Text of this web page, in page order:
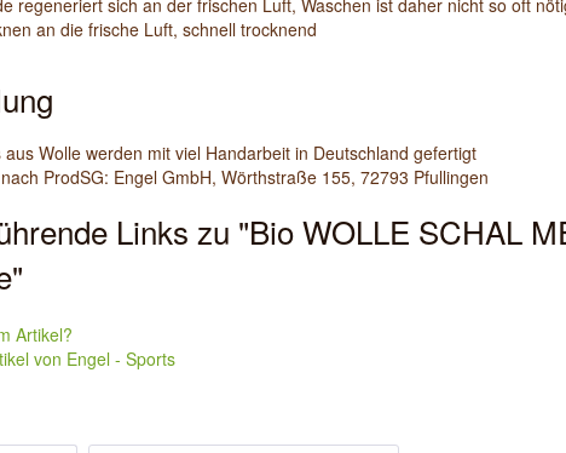
regeneriert sich an der frischen Luft, Waschen ist daher nicht so oft
an die frische Luft, schnell trocknend
aus Wolle werden mit viel Handarbeit in Deutschland gefertigt
ProdSG: Engel GmbH, Wörthstraße 155, 72793 Pfullingen
Links zu "Bio WOLLE SCHAL
Artikel?
von Engel - Sports